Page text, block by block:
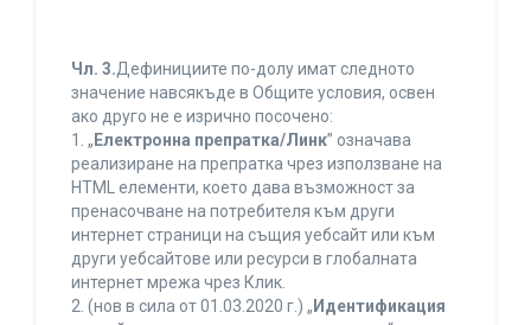
Чл. 3.Дефинициите по-долу имат следното
значение навсякъде в Общите условия, освен
ако друго не е изрично посочено:
1. „ Електронна препратка/Линк” означава
реализиране на препратка чрез използване на
HTML елементи, което дава възможност за
пренасочване на потребителя към други
интернет страници на същия уебсайт или към
други уебсайтове или ресурси в глобалната
интернет мрежа чрез Клик.
2. (нов в сила от 01.03.2020 г.) „ Идентификация